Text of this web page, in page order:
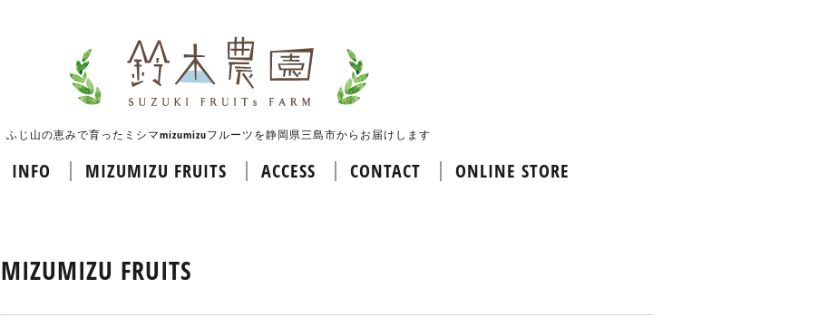
ふじ山の恵みで育ったミシマmizumizuフルーツを静岡県三島市からお届けします
INFO MIZUMIZU FRUITS ACCESS CONTACT ONLINE STORE
MIZUMIZU FRUITS